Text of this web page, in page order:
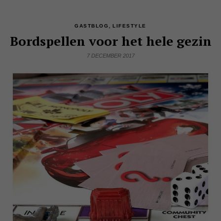
GASTBLOG ,LIFESTYLE
Bordspellen voor het hele gezin
7 DECEMBER 2017